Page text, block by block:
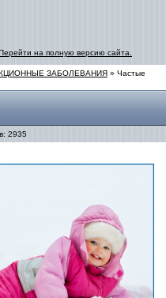
на полную версию сайта.
ЗАБОЛЕВАНИЯ » Частые
2935